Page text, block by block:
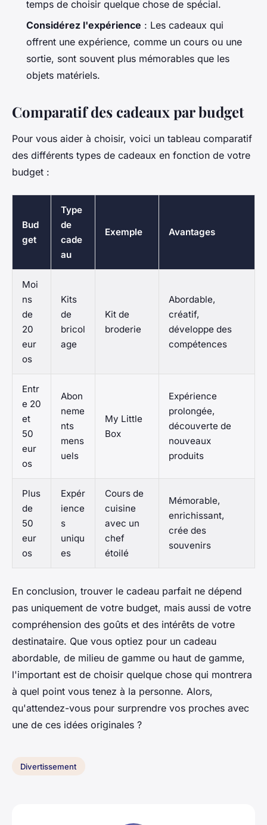
temps de choisir quelque chose de spécial.
Considérez l'expérience : Les cadeaux qui
offrent une expérience, comme un cours ou une
sortie, sont souvent plus mémorables que les
objets matériels.
Comparatif des cadeaux par budget
Pour vous aider à choisir, voici un tableau comparatif
des différents types de cadeaux en fonction de votre
budget :
Bud
get
Type
de
cade
au
Exemple Avantages
Moi
ns
de
20
eur
os
Kits
de
bricol
age
Kit de
broderie
Abordable,
créatif,
développe des
compétences
Entr
e 20
et
50
eur
os
Abon
neme
nts
mens
uels
My Little
Box
Expérience
prolongée,
découverte de
nouveaux
produits
Plus
de
50
eur
os
Expér
ience
s
uniqu
es
Cours de
cuisine
avec un
chef
étoilé
Mémorable,
enrichissant,
crée des
souvenirs
En conclusion, trouver le cadeau parfait ne dépend
pas uniquement de votre budget, mais aussi de votre
compréhension des goûts et des intérêts de votre
destinataire. Que vous optiez pour un cadeau
abordable, de milieu de gamme ou haut de gamme,
l'important est de choisir quelque chose qui montrera
à quel point vous tenez à la personne. Alors,
qu'attendez-vous pour surprendre vos proches avec
une de ces idées originales ?
Divertissement